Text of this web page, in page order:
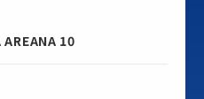
AREANA 10